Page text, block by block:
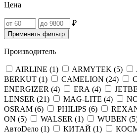
Цена
₽
Применить фильтр
Производитель
AIRLINE (1) ARMYTEK (5)
BERKUT (1) CAMELION (24)
ENERGIZER (4) ERA (4)
LENSER (21) MAG-LITE (4)
OSRAM (6) PHILIPS (6)
ON (5) WALSER (1) WUBEN (5
АвтоDело (1) КИТАЙ (1)